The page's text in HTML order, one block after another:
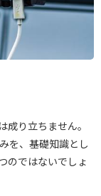
り立ちません。
を、基礎知識とし
のではないでしょ